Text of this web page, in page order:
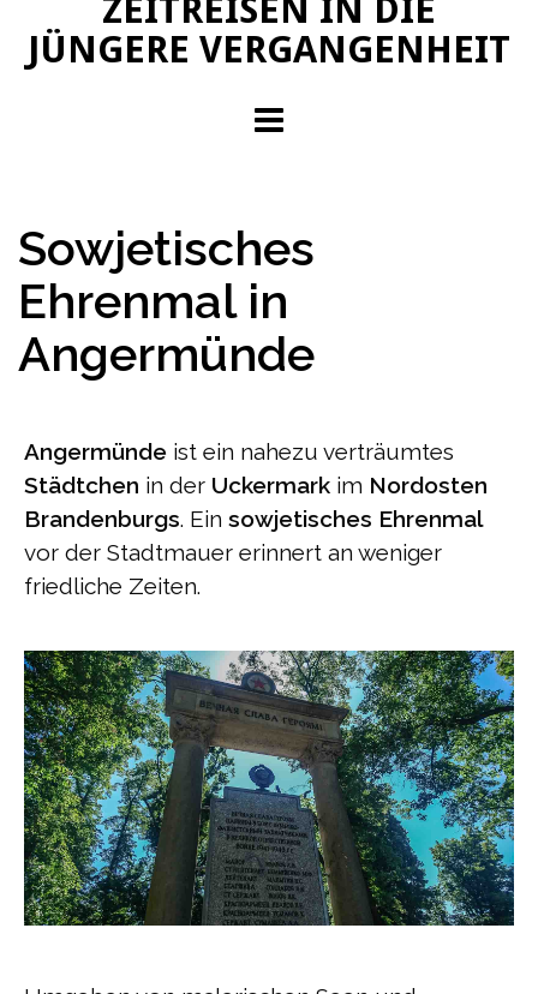
ZEITREISEN IN DIE
JÜNGERE VERGANGENHEIT
Sowjetisches
Ehrenmal in
Angermünde
Angermünde ist ein nahezu verträumtes
Städtchen in der Uckermark im Nordosten
Brandenburgs. Ein sowjetisches Ehrenmal
vor der Stadtmauer erinnert an weniger
friedliche Zeiten.